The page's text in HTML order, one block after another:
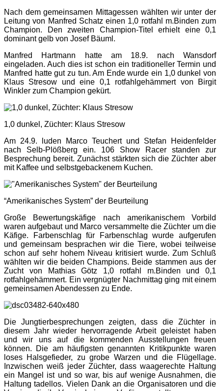
Nach dem gemeinsamen Mittagessen wählten wir unter der
Leitung von Manfred Schatz einen 1,0 rotfahl m.Binden zum
Champion. Den zweiten Champion-Titel erhielt eine 0,1
dominant gelb von Josef Bäuml.
Manfred Hartmann hatte am 18.9. nach Wansdorf
eingeladen. Auch dies ist schon ein traditioneller Termin und
Manfred hatte gut zu tun. Am Ende wurde ein 1,0 dunkel von
Klaus Stresow und eine 0,1 rotfahlgehämmert von Birgit
Winkler zum Champion gekürt.
1,0 dunkel, Züchter: Klaus Stresow
Am 24.9. luden Marco Teuchert und Stefan Heidenfelder
nach Selb-Plößberg ein. 106 Show Racer standen zur
Besprechung bereit. Zunächst stärkten sich die Züchter aber
mit Kaffee und selbstgebackenem Kuchen.
“Amerikanisches System” der Beurteilung
Große Bewertungskäfige nach amerikanischem Vorbild
waren aufgebaut und Marco versammelte die Züchter um die
Käfige. Farbenschlag für Farbenschlag wurde aufgerufen
und gemeinsam besprachen wir die Tiere, wobei teilweise
schon auf sehr hohem Niveau kritisiert wurde. Zum Schluß
wählten wir die beiden Champions. Beide stammen aus der
Zucht von Mathias Götz 1,0 rotfahl m.Binden und 0,1
rotfahlgehämmert. Ein vergnügter Nachmittag ging mit einem
gemeinsamen Abendessen zu Ende.
Die Jungtierbesprechungen zeigten, dass die Züchter in
diesem Jahr wieder hervorragende Arbeit geleistet haben
und wir uns auf die kommenden Ausstellungen freuen
können. Die am häufigsten genannten Kritikpunkte waren
loses Halsgefieder, zu grobe Warzen und die Flügellage.
Inzwischen weiß jeder Züchter, dass waagerechte Haltung
ein Mangel ist und so war, bis auf wenige Ausnahmen, die
Haltung tadellos. Vielen Dank an die Organisatoren und die